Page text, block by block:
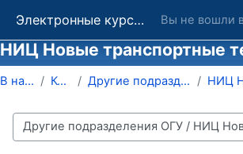
Электронные курсы ОГУ в системе обучения Moodle Вы не вошли
НИЦ Новые транспортные
В начало Курсы Другие подразделения ОГУ
Категории курсов